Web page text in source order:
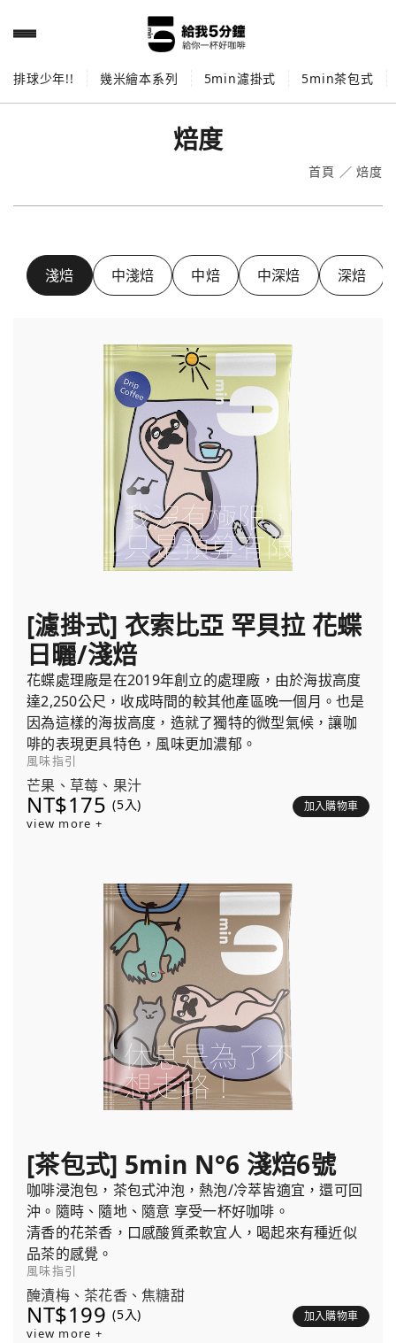
排球少年!! 幾米繪本系列 5min濾掛式 5min茶包式
焙度
首頁 ／焙度
淺焙 中淺焙 中焙 中深焙 深焙
[濾掛式] 衣索比亞 罕貝拉 花蝶
日曬/淺焙
花蝶處理廠是在2019年創立的處理廠，由於海拔高度
達2,250公尺，收成時間的較其他產區晚一個月。也是
因為這樣的海拔高度，造就了獨特的微型氣候，讓咖
啡的表現更具特色，風味更加濃郁。
風味指引
芒果、草莓、果汁
NT$175 (5入) 加入購物車
view more +
[茶包式] 5min N°6 淺焙6號
咖啡浸泡包，茶包式沖泡，熱泡/冷萃皆適宜，還可回
沖。隨時、隨地、隨意 享受一杯好咖啡。
清香的花茶香，口感酸質柔軟宜人，喝起來有種近似
品茶的感覺。
風味指引
醃漬梅、茶花香、焦糖甜
NT$199 (5入) 加入購物車
view more +